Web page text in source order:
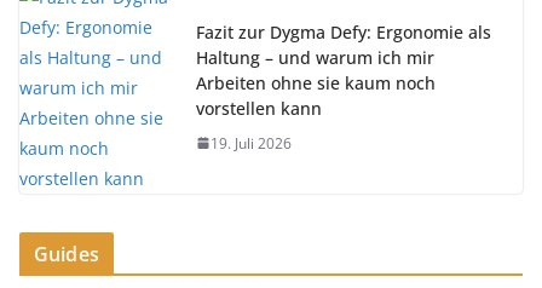
Fazit zur Dygma Defy: Ergonomie als
Haltung – und warum ich mir
Arbeiten ohne sie kaum noch
vorstellen kann
19. Juli 2026
Guides